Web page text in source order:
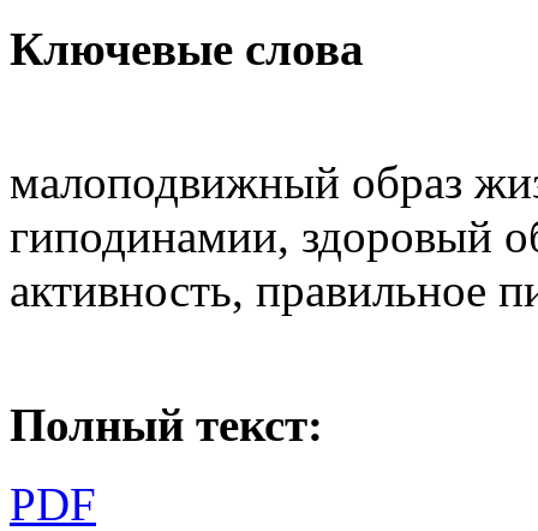
Ключевые слова
малоподвижный образ
гиподинамии, здоровый
активность, правильное
Полный текст:
PDF